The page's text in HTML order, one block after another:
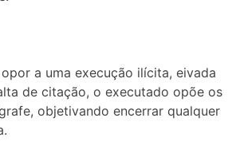
a uma execução ilícita, eivada
de citação, o executado opõe os
objetivando encerrar qualquer